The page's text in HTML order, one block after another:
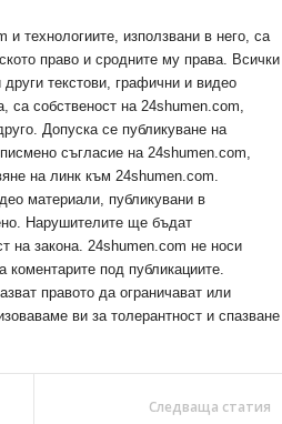
технологиите, използвани в него, са
право и сродните му права. Всички
текстови, графични и видео
са собственост на 24shumen.com,
Допуска се публикуване на
съгласие на 24shumen.com,
на линк към 24shumen.com.
материали, публикувани в
Нарушителите ще бъдат
на закона. 24shumen.com не носи
коментарите под публикациите.
правото да ограничават или
ви за толерантност и спазване
Следваща статия